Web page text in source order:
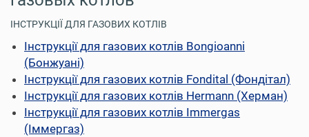
ІНСТРУКЦІЇ ДЛЯ ГАЗОВИХ КОТЛІВ
Інструкції для газових котлів Bongioanni
(Бонжуані)
Інструкції для газових котлів Fondital (Фондітал)
Інструкції для газових котлів Hermann (Херман)
Інструкції для газових котлів Immergas
(Іммергаз)